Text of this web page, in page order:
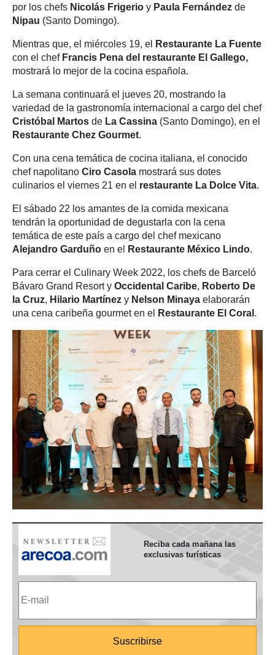
por los chefs Nicolás Frigerio y Paula Fernández de
Nipau (Santo Domingo).
Mientras que, el miércoles 19, el
Restaurante La Fuente
con el chef Francis Pena del restaurante El Gallego,
mostrará lo mejor de la cocina española.
La semana continuará el jueves 20, mostrando la
variedad de la gastronomía internacional a cargo del chef
Cristóbal Martos de La Cassina (Santo Domingo), en el
Restaurante Chez Gourmet.
Con una cena temática de cocina italiana, el conocido
chef napolitano Ciro Casola mostrará sus dotes
culinarios el viernes 21 en el restaurante La Dolce Vita.
El sábado 22 los amantes de la comida mexicana
tendrán la oportunidad de degustarla con la cena
temática de este país a cargo del chef mexicano
Alejandro Garduño en el Restaurante México Lindo.
Para cerrar el Culinary Week 2022, los chefs de Barceló
Bávaro Grand Resort y Occidental Caribe, Roberto De
la Cruz, Hilario Martínez y Nelson Minaya elaborarán
una cena caribeña gourmet en el
Restaurante El Coral .
Reciba cada mañana las
exclusivas turísticas